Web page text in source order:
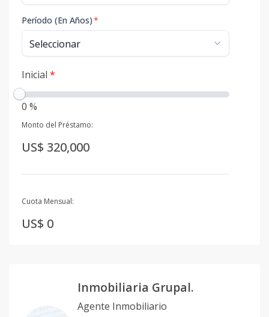
Período (En Años)*
Inicial *
0 %
Monto del Préstamo:
US$ 320,000
Cuota Mensual:
US$ 0
Inmobiliaria Grupal.
Agente Inmobiliario